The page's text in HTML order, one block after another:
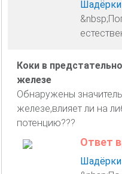
Коки в
железе
Обнаружены
железе,влияет ли на
потенцию???
Ответ